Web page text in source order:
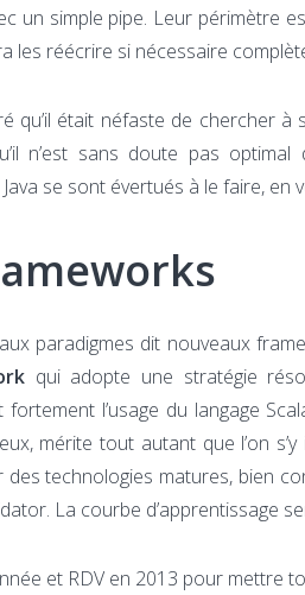
un simple pipe. Leur périmètre
les réécrire si nécessaire
qu’il était néfaste de chercher
n’est sans doute pas
se sont évertués à le faire, en
paradigmes dit nouveaux
qui adopte une stratégie
fortement l’usage du langage
mérite tout autant que l’on s’y
technologies matures, bien
La courbe d’apprentissage
et RDV en 2013 pour mettre